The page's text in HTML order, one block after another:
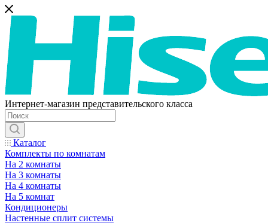
Интернет-магазин представительского класса
Каталог
Комплекты по комнатам
На 2 комнаты
На 3 комнаты
На 4 комнаты
На 5 комнат
Кондиционеры
Настенные сплит системы